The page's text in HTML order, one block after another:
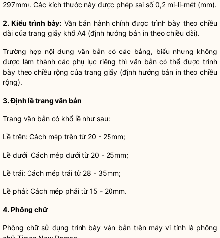
297mm). Các kích thước này được phép sai số 0,2 mi-li-mét (mm).
2. Kiểu trình bày: Văn bản hành chính được trình bày theo chiều
dài của trang giấy khổ A4 (định hướng bản in theo chiều dài).
Trường hợp nội dung văn bản có các bảng, biểu nhưng không
được làm thành các phụ lục riêng thì văn bản có thể được trình
bày theo chiều rộng của trang giấy (định hướng bản in theo chiều
rộng).
3. Định lề trang văn bản
Trang văn bản có khổ lề như sau:
Lề trên: Cách mép trên từ 20 - 25mm;
Lề dưới: Cách mép dưới từ 20 - 25mm;
Lề trái: Cách mép trái từ 28 - 35mm;
Lề phải: Cách mép phải từ 15 - 20mm.
4. Phông chữ
Phông chữ sử dụng trình bày văn bản trên máy vi tính là phông